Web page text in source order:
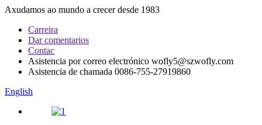
Axudamos ao mundo a crecer desde 1983
Carreira
Dar comentarios
Contac
Asistencia por correo electrónico wofly5@szwofly.com
Asistencia de chamada 0086-755-27919860
English